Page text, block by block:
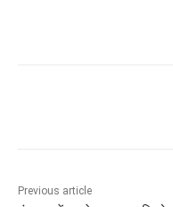
Previous article